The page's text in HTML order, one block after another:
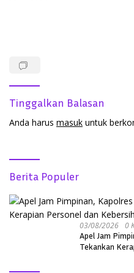
Tinggalkan Balasan
Anda harus masuk untuk
Berita Populer
03/08/2026 0
Apel Jam
Tekankan